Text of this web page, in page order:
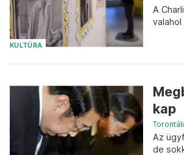
KULTÚRA
A
kap
Az
de